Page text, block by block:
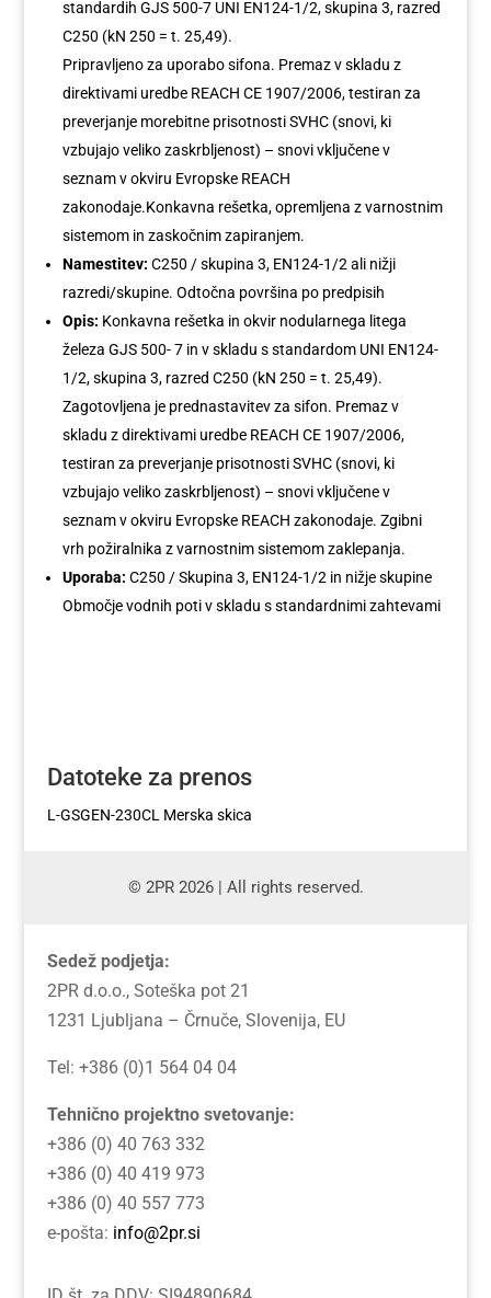
standardih GJS 500-7 UNI EN124-1/2, skupina 3, razred
C250 (kN 250 = t. 25,49).
Pripravljeno za uporabo sifona. Premaz v skladu z
direktivami uredbe REACH CE 1907/2006, testiran za
preverjanje morebitne prisotnosti SVHC (snovi, ki
vzbujajo veliko zaskrbljenost) – snovi vključene v
seznam v okviru Evropske REACH
zakonodaje.Konkavna rešetka, opremljena z varnostnim
sistemom in zaskočnim zapiranjem.
Namestitev: C250 / skupina 3, EN124-1/2 ali nižji
razredi/skupine. Odtočna površina po predpisih
Opis: Konkavna rešetka in okvir nodularnega litega
železa GJS 500- 7 in v skladu s standardom UNI EN124-
1/2, skupina 3, razred C250 (kN 250 = t. 25,49).
Zagotovljena je prednastavitev za sifon. Premaz v
skladu z direktivami uredbe REACH CE 1907/2006,
testiran za preverjanje prisotnosti SVHC (snovi, ki
vzbujajo veliko zaskrbljenost) – snovi vključene v
seznam v okviru Evropske REACH zakonodaje. Zgibni
vrh požiralnika z varnostnim sistemom zaklepanja.
Uporaba: C250 / Skupina 3, EN124-1/2 in nižje skupine
Območje vodnih poti v skladu s standardnimi zahtevami
Datoteke za prenos
L-GSGEN-230CL Merska skica
© 2PR 2026 | All rights reserved.
Sedež podjetja:
2PR d.o.o., Soteška pot 21
1231 Ljubljana – Črnuče, Slovenija, EU
Tel: +386 (0)1 564 04 04
Tehnično projektno svetovanje:
+386 (0) 40 763 332
+386 (0) 40 419 973
+386 (0) 40 557 773
e-pošta: info@2pr.si